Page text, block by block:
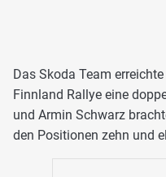
Das Skoda Team
Finnland Rallye eine
und Armin Schwarz
den Positionen zehn und